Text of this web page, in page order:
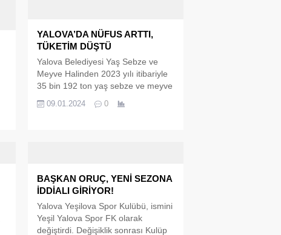
YALOVA’DA NÜFUS ARTTI,
TÜKETİM DÜŞTÜ
Yalova Belediyesi Yaş Sebze ve
Meyve Halinden 2023 yılı itibariyle
35 bin 192 ton yaş sebze ve meyve
Belediyesi Yaş Sebze ve Meyve
09.01.2024 0
BAŞKAN ORUÇ, YENİ SEZONA
İDDİALI GİRİYOR!
Yalova Yeşilova Spor Kulübü, ismini
Yeşil Yalova Spor FK olarak
değiştirdi. Değişiklik sonrası Kulüp